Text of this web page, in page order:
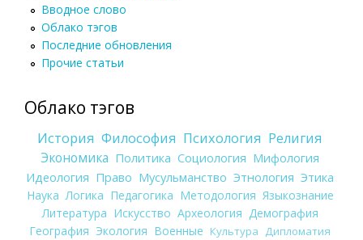
Вводное слово
Облако тэгов
Последние обновления
Прочие статьи
Облако тэгов
История Философия Психология Религия
Экономика Политика Социология Мифология
Идеология Право Мусульманство Этнология Этика
Наука Логика Педагогика Методология Языкознание
Литература Искусство Археология Демография
География Экология Военные Культура
Дипломатия